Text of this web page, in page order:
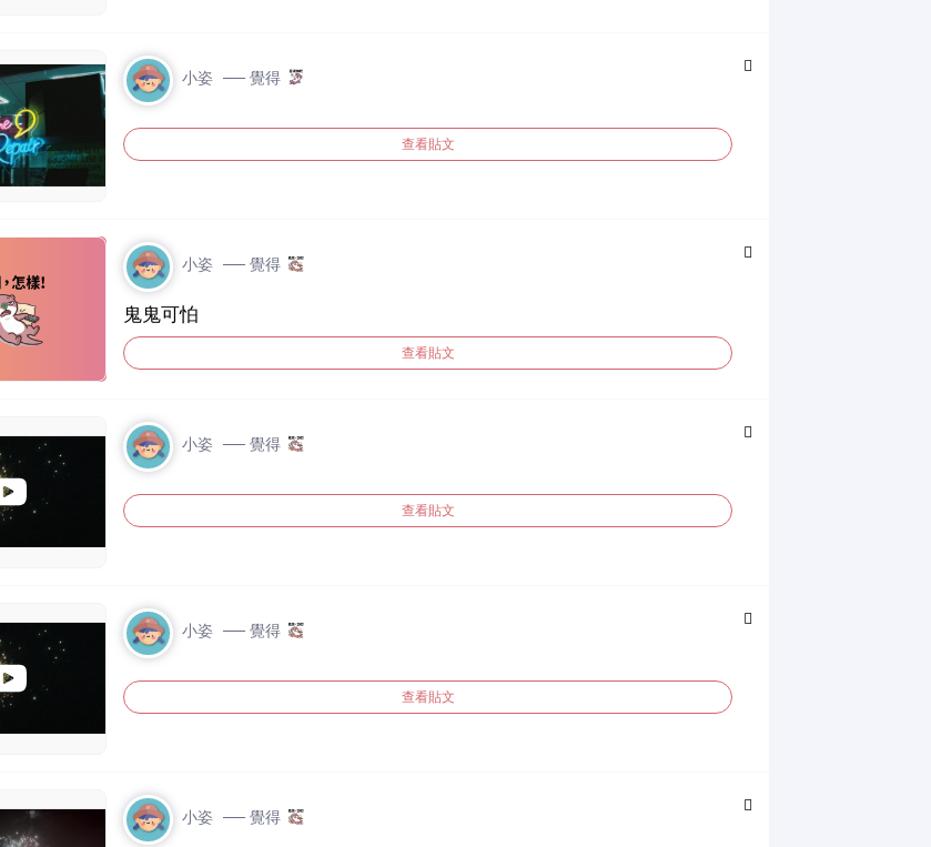
小姿 ── 覺得
查看貼文
小姿 ── 覺得
鬼鬼可怕
查看貼文
小姿 ── 覺得
查看貼文
小姿 ── 覺得
查看貼文
小姿 ── 覺得